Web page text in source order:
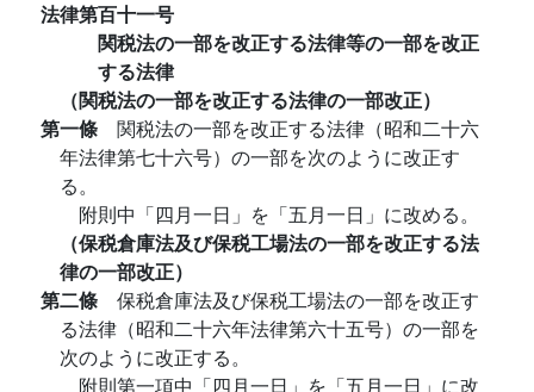
法律第百十一号
関税法の一部を改正する法律等の一部を改正
する法律
（関税法の一部を改正する法律の一部改正）
第一條 関税法の一部を改正する法律（昭和二十六
年法律第七十六号）の一部を次のように改正す
る。
附則中「四月一日」を「五月一日」に改める。
（保税倉庫法及び保税工場法の一部を改正する法
律の一部改正）
第二條 保税倉庫法及び保税工場法の一部を改正す
る法律（昭和二十六年法律第六十五号）の一部を
次のように改正する。
附則第一項中「四月一日」を「五月一日」に改